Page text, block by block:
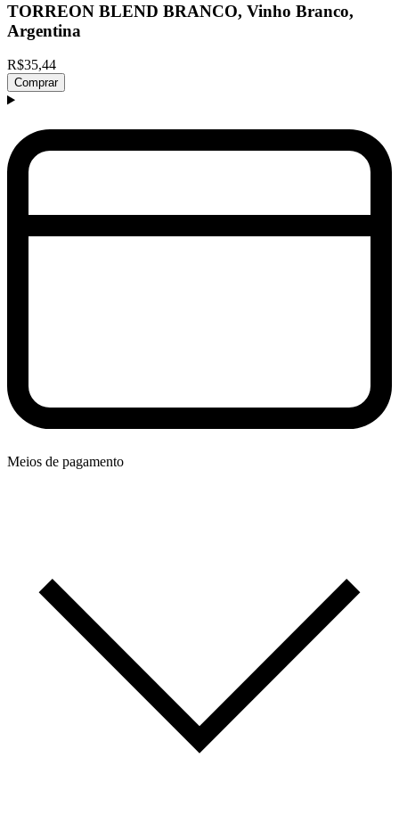
TORREON BLEND BRANCO, Vinho Branco,
Argentina
R$35,44
Comprar
Meios de pagamento